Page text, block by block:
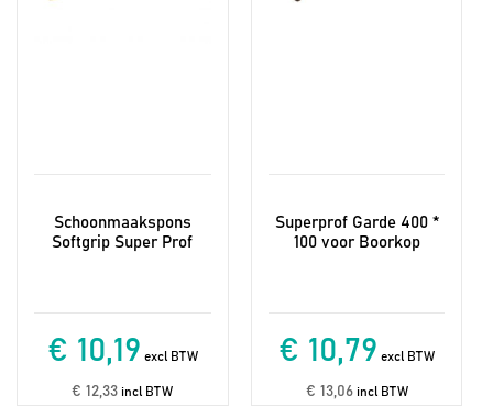
Schoonmaakspons
Softgrip Super Prof
€ 10,19 excl BTW
€ 12,33 incl BTW
Superprof Garde 400 *
100 voor Boorkop
€ 10,79 excl BTW
€ 13,06incl BTW